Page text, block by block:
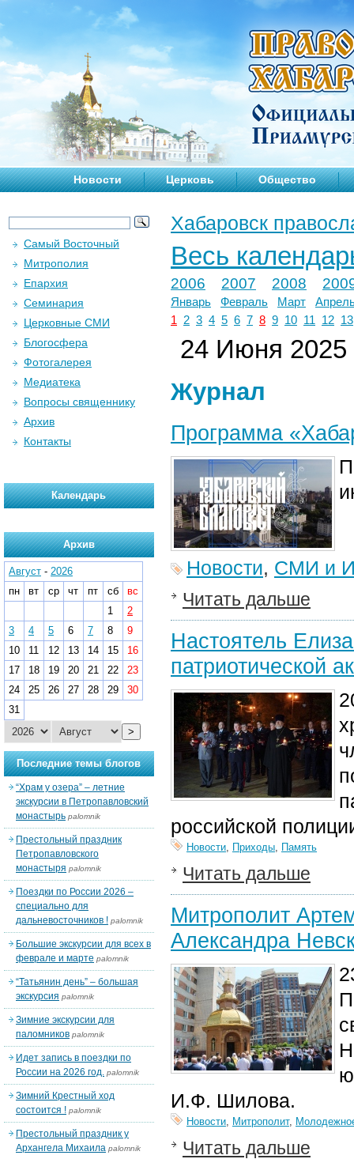
Новости Церковь Общество
Хабаровск
Весь
2006 2007 2008
Январь Февраль Март
1
2 3 4 5 6 7 8 9 10 11 12 13
24 Июня 2025
Журнал
Программа
Новости, СМИ и
Читать дальше
Настоятель
патриотической
российской
Новости, Приходы, Память
Читать дальше
Митрополит
Александра
И.Ф. Шилова.
Новости, Митрополит,
Читать дальше
Самый Восточный
Митрополия
Епархия
Семинария
Церковные СМИ
Блогосфера
Фотогалерея
Медиатека
Вопросы священнику
Архив
Контакты
Календарь
Архив
Август - 2026
пн
вт ср чт пт сб
вс
1
2
3
4 5 6 7 8
9
10
11 12 13 14 15
16
17
18 19 20 21 22
23
24
25 26 27 28 29
30
31
>
Последние темы блогов
“Храм у озера” – летние
экскурсии в Петропавловский
монастырь palomnik
Престольный праздник
Петропавловского
монастыря palomnik
Поездки по России 2026 –
специально для
дальневосточников ! palomnik
Большие экскурсии для всех в
феврале и марте palomnik
“Татьянин день” – большая
экскурсия palomnik
Зимние экскурсии для
паломников palomnik
Идет запись в поездки по
России на 2026 год. palomnik
Зимний Крестный ход
состоится ! palomnik
Престольный праздник у
Архангела Михаила palomnik